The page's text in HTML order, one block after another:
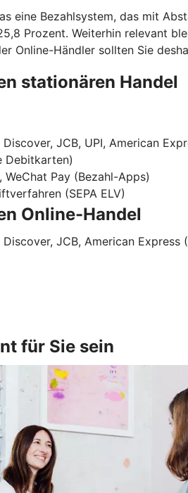
eine Bezahlsystem, das mit
Prozent. Weiterhin relevant
Online-Händler sollten Sie
stationären Handel
JCB, UPI, American
Debitkarten)
WeChat Pay (Bezahl-Apps)
(SEPA ELV)
Online-Handel
JCB, American Express
für Sie sein